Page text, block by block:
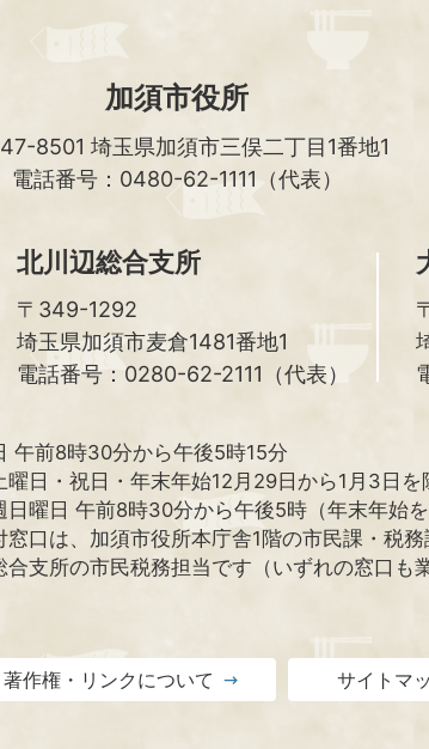
加須市役所
8501 埼玉県加須市三俣二丁目1番地1
電話番号：0480-62-1111（代表）
北川辺総合支所
〒349-1292
埼玉県加須市麦倉1481番地1
電話番号：0280-62-2111（代表）
午前8時30分から午後5時15分
曜日・祝日・年末年始12月29日から1月3日を
日曜日 午前8時30分から午後5時（年末年始を
窓口は、加須市役所本庁舎1階の市民課・税務
合支所の市民税務担当です（いずれの窓口も
著作権・リンクについて サイトマ